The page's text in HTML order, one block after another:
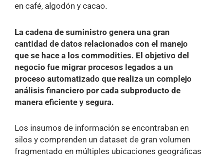
en café, algodón y cacao.
La cadena de suministro genera una gran
cantidad de datos relacionados con el manejo
que se hace a los commodities. El objetivo del
negocio fue migrar procesos legados a un
proceso automatizado que realiza un complejo
análisis financiero por cada subproducto de
manera eficiente y segura.
Los insumos de información se encontraban en
silos y comprenden un dataset de gran volumen
fragmentado en múltiples ubicaciones geográficas